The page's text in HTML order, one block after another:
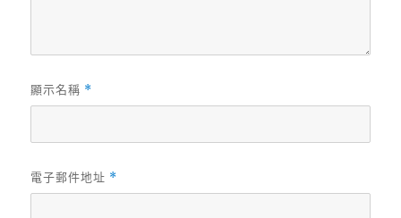
顯示名稱 *
電子郵件地址 *